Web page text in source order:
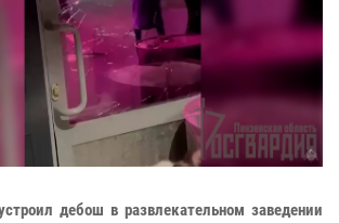
дебош в развлекательном заведении